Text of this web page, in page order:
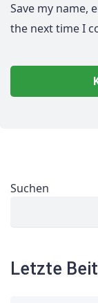
Save my name,
the next time I
Suchen
Letzte